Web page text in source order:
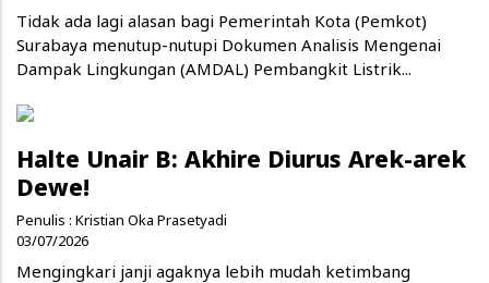
Tidak ada lagi alasan bagi Pemerintah Kota (Pemkot)
Surabaya menutup-nutupi Dokumen Analisis Mengenai
Dampak Lingkungan (AMDAL) Pembangkit Listrik...
Halte Unair B: Akhire Diurus Arek-arek
Dewe!
Penulis : Kristian Oka Prasetyadi
03/07/2026
Mengingkari janji agaknya lebih mudah ketimbang